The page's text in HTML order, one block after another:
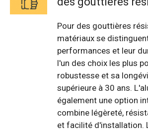
Pour des gouttières
matériaux se
performances et leur
l'un des choix les plus
robustesse et sa
supérieure à 30 ans.
également une option
combine légèreté,
et facilité d'installation.